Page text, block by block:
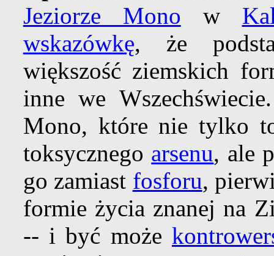
Jeziorze Mono w
wskazówkę, że
większość ziemskich
inne we
Mono, które nie tylko
toksycznego arsenu, ale
go zamiast fosforu,
formie życia znanej na
-- i być może